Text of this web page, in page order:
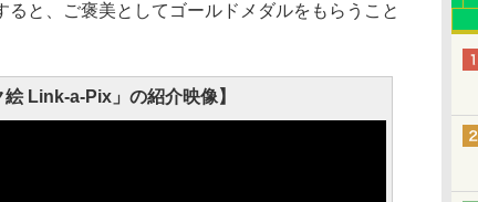
と、ご褒美としてゴールドメダルをもらうこと
Link-a-Pix」の紹介映像】